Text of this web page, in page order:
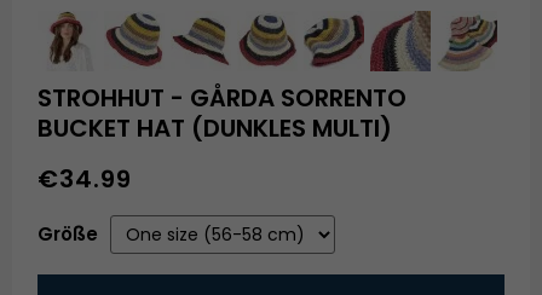
STROHHUT - GÅRDA SORRENTO
BUCKET HAT (DUNKLES MULTI)
€34.99
Größe